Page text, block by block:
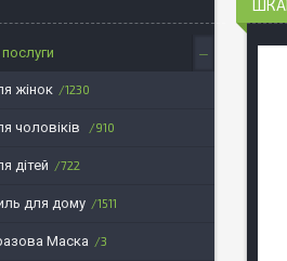
жінок 1230
чоловіків 910
дітей 722
для дому 1511
Маска 3